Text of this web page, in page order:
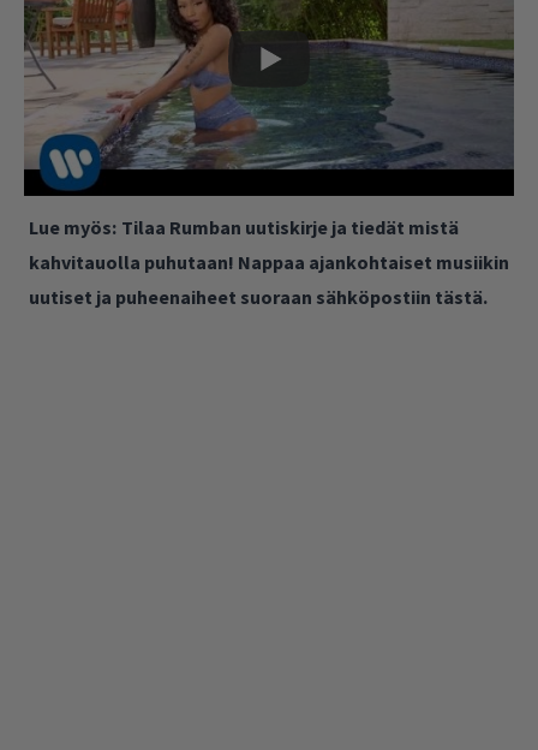
Lue myös: Tilaa Rumban uutiskirje ja tiedät mistä
kahvitauolla puhutaan! Nappaa ajankohtaiset musiikin
uutiset ja puheenaiheet suoraan sähköpostiin tästä.